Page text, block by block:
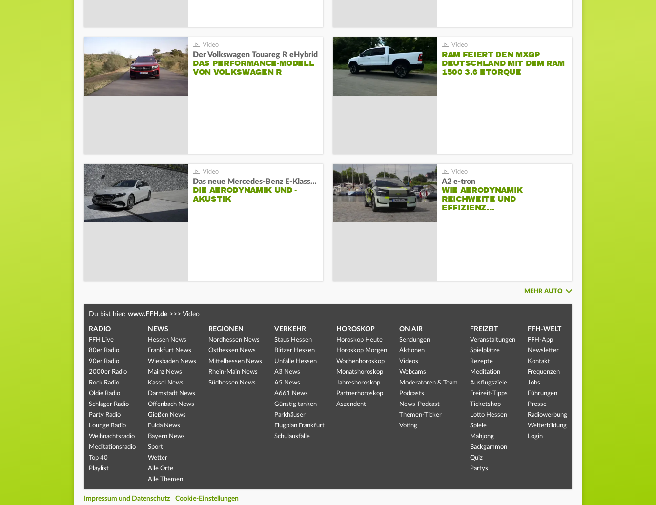
Der Volkswagen Touareg R eHybrid
DAS PERFORMANCE-MODELL
VON VOLKSWAGEN R
RAM FEIERT DEN MXGP
DEUTSCHLAND MIT DEM RAM
1500 3.6 ETORQUE
Das neue Mercedes-Benz E-Klasse T-Modell
DIE AERODYNAMIK UND -
AKUSTIK
A2 e-tron
WIE AERODYNAMIK
REICHWEITE UND
EFFIZIENZ…
MEHR AUTO
Du bist hier: www.FFH.de >>> Video
RADIO
FFH Live
80er Radio
90er Radio
2000er Radio
Rock Radio
Oldie Radio
Schlager Radio
Party Radio
Lounge Radio
Weihnachtsradio
Meditationsradio
Top 40
Playlist
NEWS
Hessen News
Frankfurt News
Wiesbaden News
Mainz News
Kassel News
Darmstadt News
Offenbach News
Gießen News
Fulda News
Bayern News
Sport
Wetter
Alle Orte
Alle Themen
REGIONEN
Nordhessen News
Osthessen News
Mittelhessen News
Rhein-Main News
Südhessen News
VERKEHR
Staus Hessen
Blitzer Hessen
Unfälle Hessen
A3 News
A5 News
A661 News
Günstig tanken
Parkhäuser
Flugplan Frankfurt
Schulausfälle
HOROSKOP
Horoskop Heute
Horoskop Morgen
Wochenhoroskop
Monatshoroskop
Jahreshoroskop
Partnerhoroskop
Aszendent
ON AIR
Sendungen
Aktionen
Videos
Webcams
Moderatoren & Team
Podcasts
News-Podcast
Themen-Ticker
Voting
FREIZEIT
Veranstaltungen
Spielplätze
Rezepte
Meditation
Ausflugsziele
Freizeit-Tipps
Ticketshop
Lotto Hessen
Spiele
Mahjong
Backgammon
Quiz
Partys
FFH-WELT
FFH-App
Newsletter
Kontakt
Frequenzen
Jobs
Führungen
Presse
Radiowerbung
Weiterbildung
Login
Impressum und Datenschutz Cookie-Einstellungen